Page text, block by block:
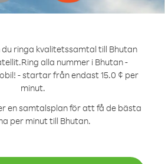
du ringa kvalitetssamtal till Bhutan
Ring alla nummer i Bhutan -
- startar från endast 15.0 ¢ per
minut.
en samtalsplan för att få de bästa
per minut till Bhutan.